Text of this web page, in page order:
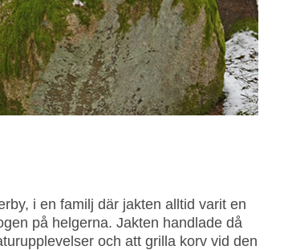
i en familj där jakten alltid varit en
på helgerna. Jakten handlade då
och att grilla korv vid den